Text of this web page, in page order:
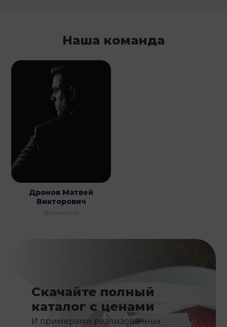
Наша команда
Дронов Матвей
Викторович
Должность
Скачайте полный
каталог с ценами
И примерами реализованных